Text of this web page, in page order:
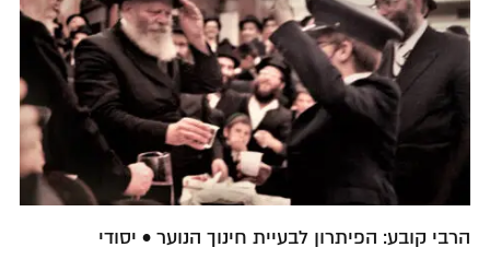
הרבי קובע: הפיתרון לבעיית חינוך הנוער • יסודי